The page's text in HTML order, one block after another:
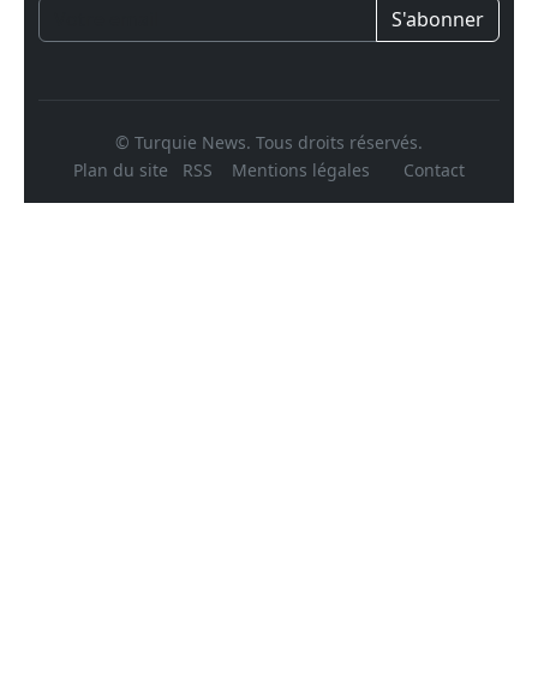
S'abonner
© Turquie News. Tous droits réservés.
Plan du site
RSS Mentions légales Contact